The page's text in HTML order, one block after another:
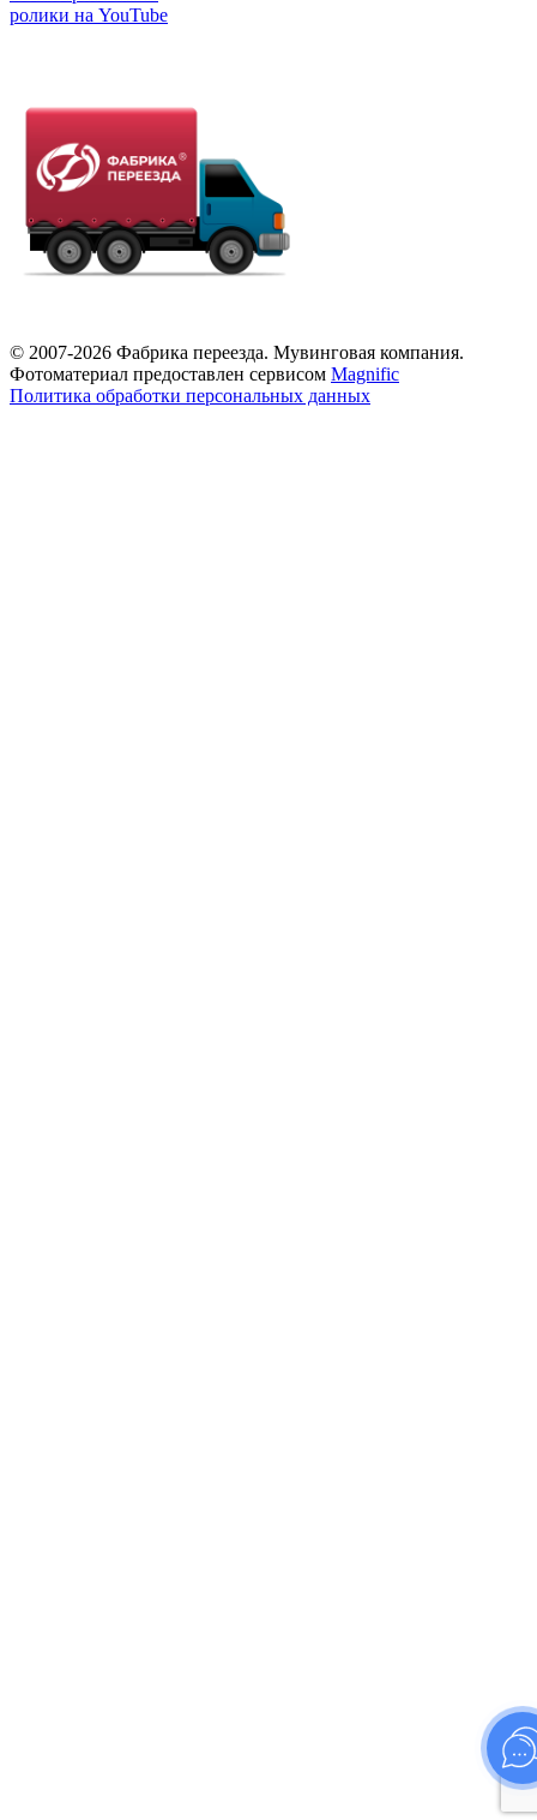
ролики на YouTube
© 2007-2026 Фабрика переезда. Мувинговая компания.
Фотоматериал предоставлен сервисом Magnific
Политика обработки персональных данных